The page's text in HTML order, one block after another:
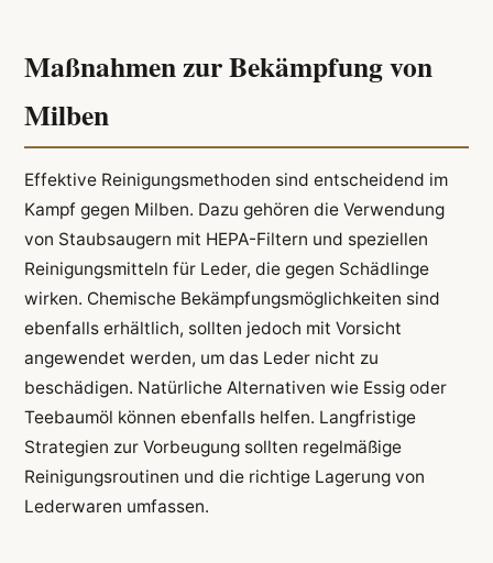
Maßnahmen zur Bekämpfung von
Milben
Effektive Reinigungsmethoden sind entscheidend im
Kampf gegen Milben. Dazu gehören die Verwendung
von Staubsaugern mit HEPA-Filtern und speziellen
Reinigungsmitteln für Leder, die gegen Schädlinge
wirken. Chemische Bekämpfungsmöglichkeiten sind
ebenfalls erhältlich, sollten jedoch mit Vorsicht
angewendet werden, um das Leder nicht zu
beschädigen. Natürliche Alternativen wie Essig oder
Teebaumöl können ebenfalls helfen. Langfristige
Strategien zur Vorbeugung sollten regelmäßige
Reinigungsroutinen und die richtige Lagerung von
Lederwaren umfassen.